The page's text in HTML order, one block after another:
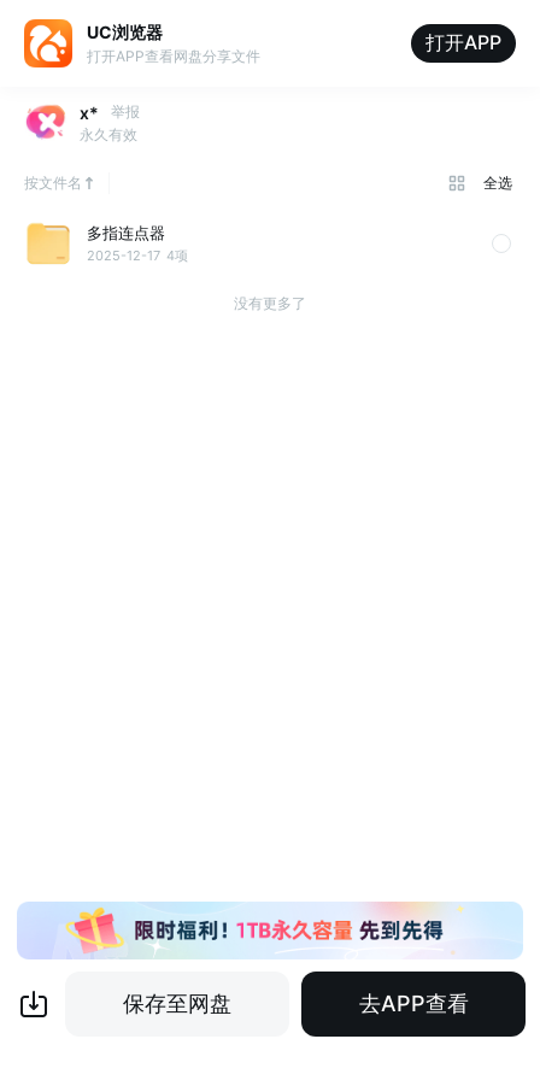
UC浏览器
打开APP查看网盘分享文件
打开APP
x*
举报
永久有效
按文件名 全选
多指连点器
2025-12-17 4项
没有更多了
保存至网盘 去APP查看